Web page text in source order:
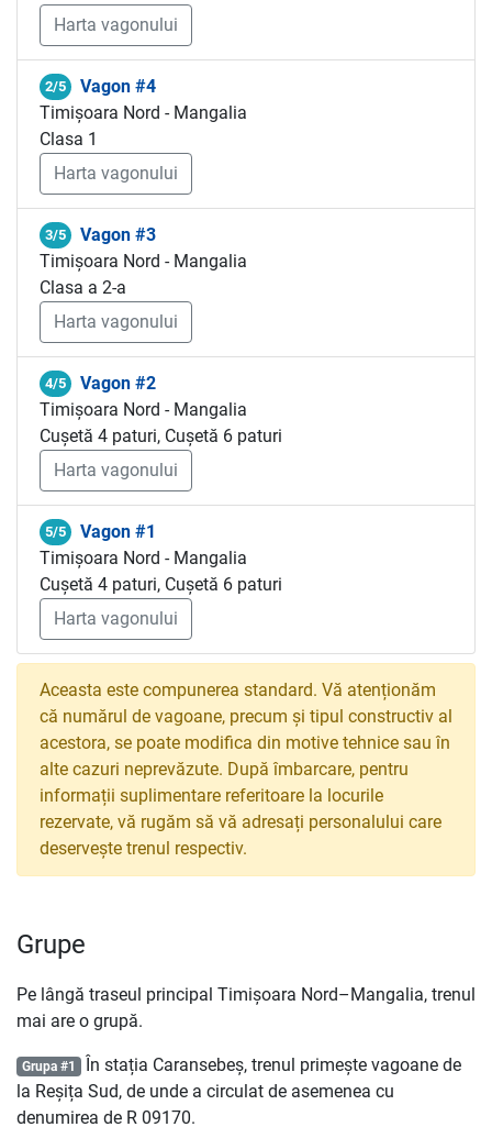
Harta vagonului
2/5
Vagon #4
Timișoara Nord - Mangalia
Clasa 1
Harta vagonului
3/5
Vagon #3
Timișoara Nord - Mangalia
Clasa a 2-a
Harta vagonului
4/5
Vagon #2
Timișoara Nord - Mangalia
Cușetă 4 paturi, Cușetă 6 paturi
Harta vagonului
5/5
Vagon #1
Timișoara Nord - Mangalia
Cușetă 4 paturi, Cușetă 6 paturi
Harta vagonului
Aceasta este compunerea standard. Vă atenționăm
că numărul de vagoane, precum și tipul constructiv al
acestora, se poate modifica din motive tehnice sau în
alte cazuri neprevăzute. După îmbarcare, pentru
informații suplimentare referitoare la locurile
rezervate, vă rugăm să vă adresați personalului care
deservește trenul respectiv.
Grupe
Pe lângă traseul principal Timișoara Nord–Mangalia, trenul
mai are o grupă.
Grupa #1 În stația Caransebeș, trenul primește vagoane de
la Reșița Sud, de unde a circulat de asemenea cu
denumirea de R 09170.